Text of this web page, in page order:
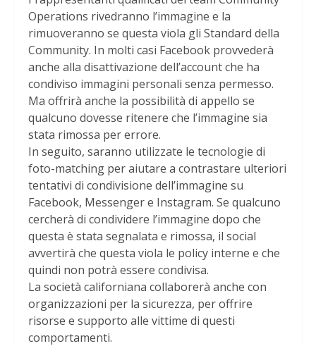
Operations rivedranno l’immagine e la
rimuoveranno se questa viola gli Standard della
Community. In molti casi Facebook provvederà
anche alla disattivazione dell’account che ha
condiviso immagini personali senza permesso.
Ma offrirà anche la possibilità di appello se
qualcuno dovesse ritenere che l’immagine sia
stata rimossa per errore.
In seguito, saranno utilizzate le tecnologie di
foto-matching per aiutare a contrastare ulteriori
tentativi di condivisione dell’immagine su
Facebook, Messenger e Instagram. Se qualcuno
cercherà di condividere l’immagine dopo che
questa è stata segnalata e rimossa, il social
avvertirà che questa viola le policy interne e che
quindi non potrà essere condivisa.
La società californiana collaborerà anche con
organizzazioni per la sicurezza, per offrire
risorse e supporto alle vittime di questi
comportamenti.